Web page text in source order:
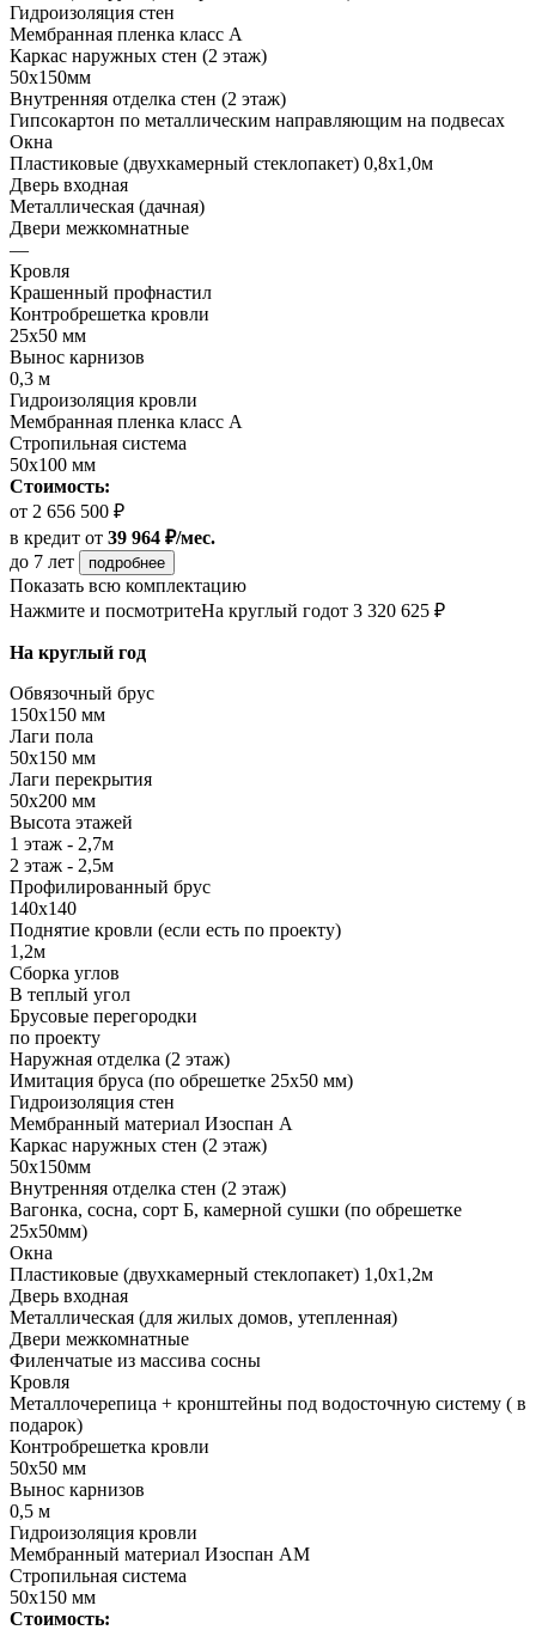
Гидроизоляция стен
Мембранная пленка класс А
Каркас наружных стен (2 этаж)
50х150мм
Внутренняя отделка стен (2 этаж)
Гипсокартон по металлическим направляющим на подвесах
Окна
Пластиковые (двухкамерный стеклопакет) 0,8х1,0м
Дверь входная
Металлическая (дачная)
Двери межкомнатные
—
Кровля
Крашенный профнастил
Контробрешетка кровли
25х50 мм
Вынос карнизов
0,3 м
Гидроизоляция кровли
Мембранная пленка класс А
Стропильная система
50х100 мм
Стоимость:
от 2 656 500 ₽
в кредит от 39 964 ₽/мес.
до 7 лет
подробнее
Показать всю комплектацию
Нажмите и посмотритеНа круглый годот 3 320 625 ₽
На круглый год
Обвязочный брус
150х150 мм
Лаги пола
50х150 мм
Лаги перекрытия
50х200 мм
Высота этажей
1 этаж - 2,7м
2 этаж - 2,5м
Профилированный брус
140х140
Поднятие кровли (если есть по проекту)
1,2м
Сборка углов
В теплый угол
Брусовые перегородки
по проекту
Наружная отделка (2 этаж)
Имитация бруса (по обрешетке 25х50 мм)
Гидроизоляция стен
Мембранный материал Изоспан А
Каркас наружных стен (2 этаж)
50х150мм
Внутренняя отделка стен (2 этаж)
Вагонка, сосна, сорт Б, камерной сушки (по обрешетке
25х50мм)
Окна
Пластиковые (двухкамерный стеклопакет) 1,0х1,2м
Дверь входная
Металлическая (для жилых домов, утепленная)
Двери межкомнатные
Филенчатые из массива сосны
Кровля
Металлочерепица + кронштейны под водосточную систему ( в
подарок)
Контробрешетка кровли
50х50 мм
Вынос карнизов
0,5 м
Гидроизоляция кровли
Мембранный материал Изоспан АМ
Стропильная система
50х150 мм
Стоимость: